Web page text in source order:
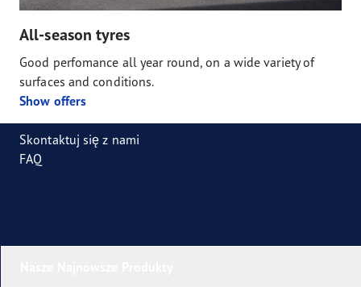
All-season tyres
Good perfomance all year round, on a wide variety of
surfaces and conditions.
Show offers
Skontaktuj się z nami
FAQ